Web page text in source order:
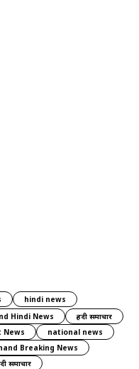
hindi news
Hindi News
हिंदी समाचार
News
national news
Breaking News
समाचार